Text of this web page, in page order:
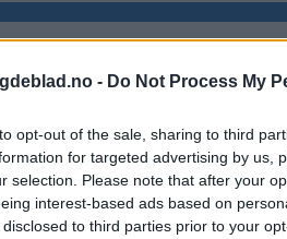
- Do Not Process My
opt-out of the sale, sharing to third
for targeted advertising by us,
selection. Please note that after your
interest-based ads based on
to third parties prior to your